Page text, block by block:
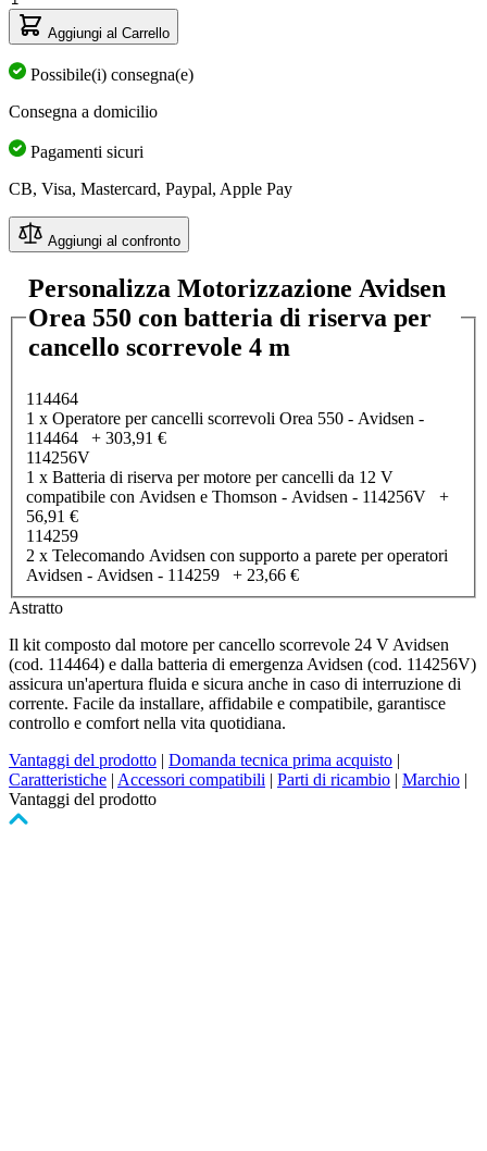
Aggiungi al Carrello
Possibile(i) consegna(e)
Consegna a domicilio
Pagamenti sicuri
CB, Visa, Mastercard, Paypal, Apple Pay
Aggiungi al confronto
Personalizza Motorizzazione Avidsen
Orea 550 con batteria di riserva per
cancello scorrevole 4 m
114464
1 x Operatore per cancelli scorrevoli Orea 550 - Avidsen -
114464
+ 303,91 €
114256V
1 x Batteria di riserva per motore per cancelli da 12 V
compatibile con Avidsen e Thomson - Avidsen - 114256V
+
56,91 €
114259
2 x Telecomando Avidsen con supporto a parete per operatori
Avidsen - Avidsen - 114259
+ 23,66 €
Astratto
Il kit composto dal motore per cancello scorrevole 24 V Avidsen
(cod. 114464) e dalla batteria di emergenza Avidsen (cod. 114256V)
assicura un'apertura fluida e sicura anche in caso di interruzione di
corrente. Facile da installare, affidabile e compatibile, garantisce
controllo e comfort nella vita quotidiana.
Vantaggi del prodotto | Domanda tecnica prima acquisto |
Caratteristiche | Accessori compatibili | Parti di ricambio | Marchio |
Vantaggi del prodotto